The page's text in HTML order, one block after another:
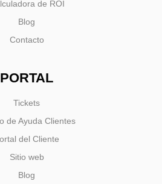
de ROI
Blog
Contacto
PORTAL
Tickets
de Ayuda Clientes
del Cliente
Sitio web
Blog